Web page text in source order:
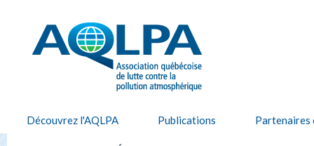
AQLPA
Découvrez l'AQLPA Publications Partenaires